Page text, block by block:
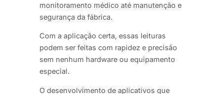
monitoramento médico até manutenção e
segurança da fábrica.
Com a aplicação certa, essas leituras
podem ser feitas com rapidez e precisão
sem nenhum hardware ou equipamento
especial.
O desenvolvimento de aplicativos que